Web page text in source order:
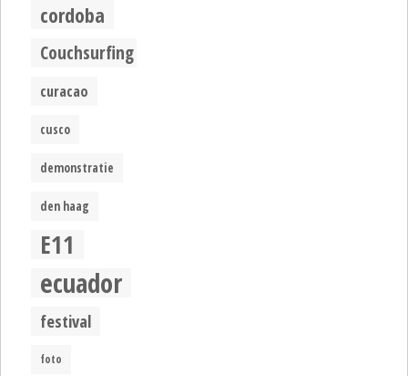
cordoba
Couchsurfing
curacao
cusco
demonstratie
den haag
E11
ecuador
festival
foto